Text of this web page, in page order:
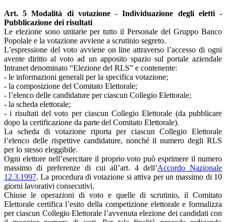
Art. 5 Modalità di votazione - Individuazione degli eletti -
Pubblicazione dei risultati
Le elezione sono unitarie per tutto il Personale del Gruppo Banco
Popolale e la votazione avviene a scrutinio segreto.
L’espressione del voto avviene on line attraverso l’accesso di ogni
avente diritto al voto ad un apposito spazio sul portale aziendale
Intranet denominato “Elezione del RLS” e contenente:
- le informazioni generali per la specifica votazione;
- la composizione del Comitato Elettorale;
- l’elenco delle candidature per ciascun Collegio Elettorale;
- la scheda elettorale;
- i risultati del voto per ciascun Collegio Elettorale (da pubblicare
dopo la certificazione da parte del Comitato Elettorale).
La scheda di votazione riporta per ciascun Collegio Elettorale
l’elenco delle rispettive candidature, nonché il numero degli RLS
per lo stesso eleggibile.
Ogni elettore nell’esercitare il proprio voto può esprimere il numero
massimo di preferenze di cui all’art. 4 dell’Accordo Nazionale
12.3.1997. La procedura di votazione si attiva per un massimo di 10
giorni lavorativi consecutivi.
Chiuse le operazioni di voto e quelle di scrutinio, il Comitato
Elettorale certifica l’esito della competizione elettorale e formalizza
per ciascun Collegio Elettorale l’avvenuta elezione dei candidati con